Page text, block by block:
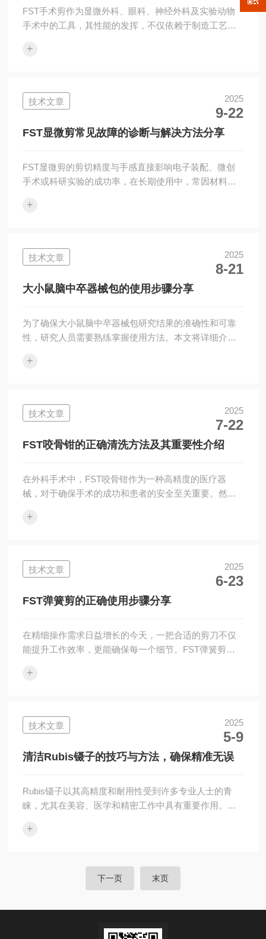
FST手术剪作为显微外科、眼科、神经外科及实验动物
手术中的工具，其性能的发挥，不仅依赖于制造工艺，
不当的操作FST手术剪都可能导致刃口损伤、组织撕裂
观察刃口是否锋利、无缺口、卷边或锈蚀。开合性能：
轻柔开合数次，确认动作顺畅，无卡滞或松动。咬合精
度：闭合时刃口应贴合，无缝隙或交叉。若发现问题，
立即更换或送修。二、正确持剪采用执笔式...
+
技术文章 2025
9-22
FST显微剪常见故障的诊断与解决方法分享
FST显微剪的剪切精度与手感直接影响电子装配、微创
手术或科研实验的成功率，在长期使用中，常因材料超
掌握FST显微剪常见故障的诊断与解决方法，是确保其
刃、缺口或积聚的焊锡、生物组织。用无水乙醇棉签清
洁刀刃。若清洁后仍剪切不净，表明刀刃已钝，需使用
超细金刚石磨棒沿原刃口角度轻柔修磨。避免使用粗砂
纸，防止破坏刃口几何形状。2、剪刀开合卡滞或...
+
技术文章 2025
8-21
大小鼠脑中卒器械包的使用步骤分享
为了确保大小鼠脑中卒器械包研究结果的准确性和可靠
性，研究人员需要熟练掌握使用方法。本文将详细介绍
验。一、前期准备设备检查在开始实验前，仔细检查所
各部件功能正常，避免因设备故障影响实验进程。材料
准备准备好所需的耗材，如注射器、针头、消毒剂、固
定适配器等，并确保它们已进行适当的灭菌处理。对于
涉及药物注射的实验，提前准备好所需药物并标注清楚
+
技术文章 2025
7-22
FST咬骨钳的正确清洗方法及其重要性介绍
在外科手术中，FST咬骨钳作为一种高精度的医疗器
械，对于确保手术的成功和患者的安全至关重要。然
与消毒同样是保障器械性能和避免交叉感染的关键环
预清洗步骤1、初步冲洗使用流动的温水（温度不超过
45°C）对其进行初步冲洗，去除表面的血液、脂肪和其
他大块污物。注意水流方向应从干净区域流向脏污区
域，防止交叉污染。避免使用过高的水压，以免损坏
+
技术文章 2025
6-23
FST弹簧剪的正确使用步骤分享
在精细操作需求日益增长的今天，一把合适的剪刀不仅
能提升工作效率，更能确保每一个细节。FST弹簧剪以
等领域中备受青睐。然而，要想充分发挥其优势，正确
态在每次使用前，务必检查FST弹簧剪的整体状况。先
查看刃口是否锋利且无损伤，任何缺口或钝化都会影响
切割效果。其次，检查弹簧装置是否正常工作，确保每
一次剪切后都能顺畅复位。如果发现问题，应及...
+
技术文章 2025
5-9
清洁Rubis镊子的技巧与方法，确保精准无误
Rubis镊子以其高精度和耐用性受到许多专业人士的青
睐，尤其在美容、医学和精密工作中具有重要作用。为
定期清洁和保养是非常必要的。以下是清洁Rubis镊子的
损害镊子的表面。推荐的方式是使用温和的洗洁精和温
水混合液。将镊子浸泡在溶液中几分钟，以帮助软化附
+
下一页 末页